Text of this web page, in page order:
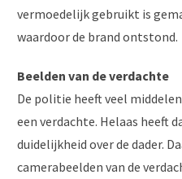
vermoedelijk gebruikt is
waardoor de brand ontstond.
Beelden van de verdachte
De politie heeft veel
een verdachte. Helaas heeft
duidelijkheid over de dader.
camerabeelden van de